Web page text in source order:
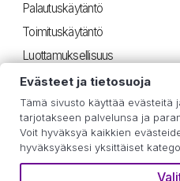
Palautuskäytäntö
Toimituskäytäntö
Luottamuksellisuus
Hyödyllinen
iOS-ohjeet
Android-ohjeet
Evästeet ja tietosuoja
Tämä sivusto käyttää evästeitä
tarjotakseen palvelunsa ja
Voit hyväksyä kaikkien
hyväksyäksesi yksittäiset